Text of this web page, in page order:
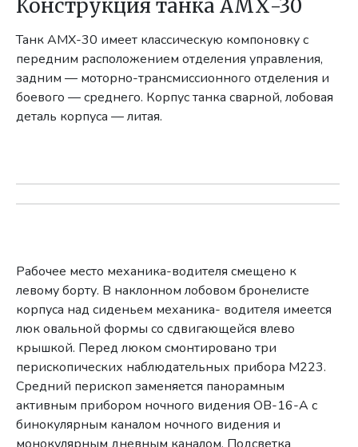
Конструкция танка АМХ-30
Танк AMX-30 имеет классическую компоновку с
передним расположением отделения управления,
задним — моторно-трансмиссионного отделения и
боевого — среднего. Корпус танка сварной, лобовая
деталь корпуса — литая.
Рабочее место механика-водителя смещено к
левому борту. В наклонном лобовом бронелисте
корпуса над сиденьем механика- водителя имеется
люк овальной формы со сдвигающейся влево
крышкой. Перед люком смонтировано три
перископических наблюдательных прибора М223.
Средний перископ заменяется панорамным
активным прибором ночного видения ОВ-16-А с
бинокулярным каналом ночного видения и